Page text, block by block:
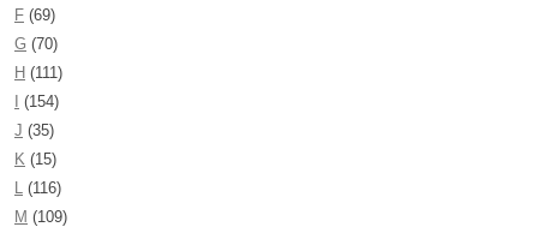
F (69)
G (70)
H (111)
(154)
J (35)
K (15)
(116)
M (109)